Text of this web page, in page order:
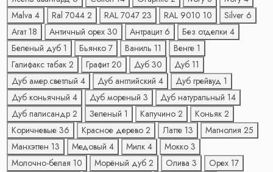
Malva 4 Ral 7044 2 RAL 7047 23 RAL 9010 10 Silver 6
Агат 18 Античный орех 30 Антрацит 6 Без отделки 4
Беленый дуб 1 Бьянко 7 Ваниль 11 Венге 1
Галифакс табак 2 Графит 20 Дуб 30 Дуб 11
Дуб амер.светлый 4 Дуб английский 4 Дуб грейвуд 1
Дуб коньячный 4 Дуб мореный 3 Дуб натуральный 14
Дуб палисандр 2 Зеленый 1 Капучино 2 Коньяк 2
Коричневые 36 Красное дерево 2 Латте 13 Магнолия 25
Манхэттен 13 Медовый 4 Милк 4 Мокко 3
Молочно-белая 10 Морёный дуб 2 Олива 3 Орех 17